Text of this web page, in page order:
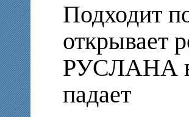
Подходит
открывает
РУСЛАНА
падает